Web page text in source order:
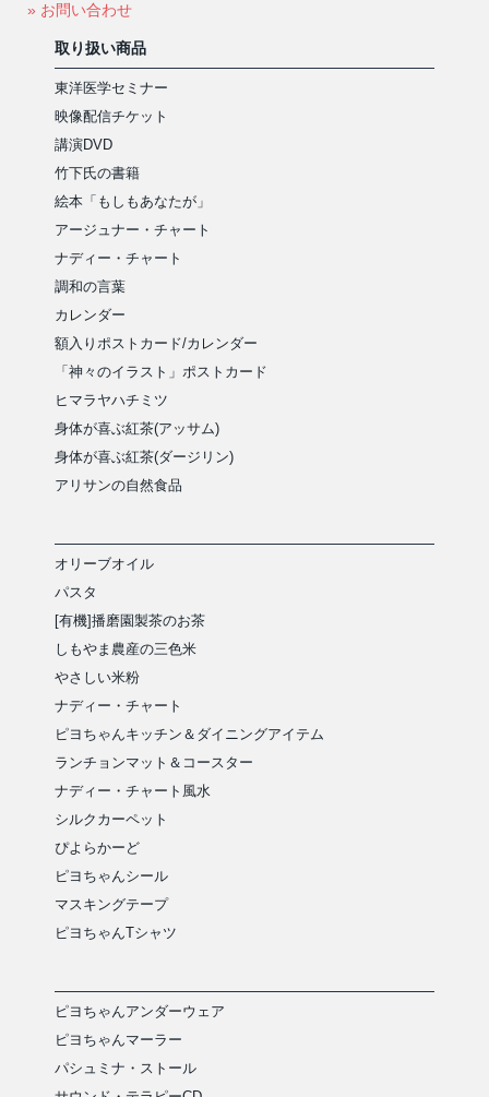
» お問い合わせ
取り扱い商品
東洋医学セミナー
映像配信チケット
講演DVD
竹下氏の書籍
絵本「もしもあなたが」
アージュナー・チャート
ナディー・チャート
調和の言葉
カレンダー
額入りポストカード/カレンダー
「神々のイラスト」ポストカード
ヒマラヤハチミツ
身体が喜ぶ紅茶(アッサム)
身体が喜ぶ紅茶(ダージリン)
アリサンの自然食品
オリーブオイル
パスタ
[有機]播磨園製茶のお茶
しもやま農産の三色米
やさしい米粉
ナディー・チャート
ピヨちゃんキッチン＆ダイニングアイテム
ランチョンマット＆コースター
ナディー・チャート風水
シルクカーペット
ぴよらかーど
ピヨちゃんシール
マスキングテープ
ピヨちゃんTシャツ
ピヨちゃんアンダーウェア
ピヨちゃんマーラー
パシュミナ・ストール